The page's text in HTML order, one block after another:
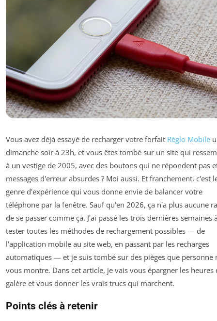
Vous avez déjà essayé de recharger votre forfait Réglo Mobile
dimanche soir à 23h, et vous êtes tombé sur un site qui
à un vestige de 2005, avec des boutons qui ne répondent pas
messages d'erreur absurdes ? Moi aussi. Et franchement, c'est
genre d'expérience qui vous donne envie de balancer votre
téléphone par la fenêtre. Sauf qu'en 2026, ça n'a plus aucune
de se passer comme ça. J'ai passé les trois dernières semaines
tester toutes les méthodes de rechargement possibles — de
l'application mobile au site web, en passant par les recharges
automatiques — et je suis tombé sur des pièges que personne
vous montre. Dans cet article, je vais vous épargner les heures
galère et vous donner les vrais trucs qui marchent.
Points clés à retenir